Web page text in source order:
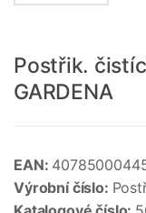
Postřik.
GARDENA
EAN:
Výrobní číslo: